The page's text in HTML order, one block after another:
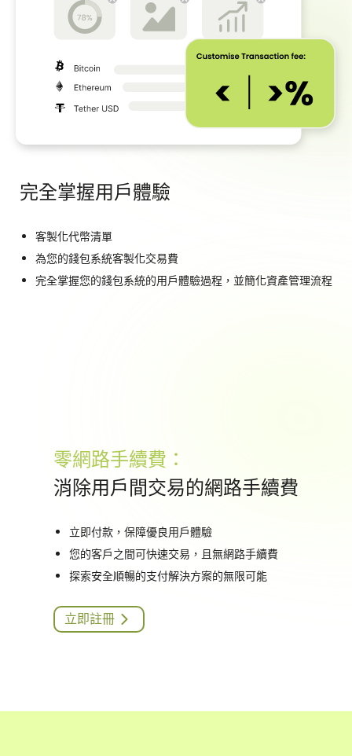
完全掌握用戶體驗
客製化代幣清單
為您的錢包系統客製化交易費
完全掌握您的錢包系統的用戶體驗過程，並簡化資產管理流程
零網路手續費：
消除用戶間交易的網路手續費
立即付款，保障優良用戶體驗
您的客戶之間可快速交易，且無網路手續費
探索安全順暢的支付解決方案的無限可能
立即註冊